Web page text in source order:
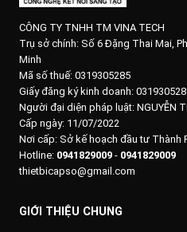
CÔNG TY TNHH TM VINA TECH
Trụ sở chính: Số 6 Đặng Thai Mai,
Minh
Mã số thuế: 0319305285
Giấy đăng ký kinh doanh:
Người đại diện pháp luật: NGUYỄN
Cấp ngày: 11/07/2022
Nơi cấp: Sở kế hoạch đầu tư Thành
Hotline: 0941829009 - 0941829009
thietbicapso@gmail.com
GIỚI THIỆU CHUNG